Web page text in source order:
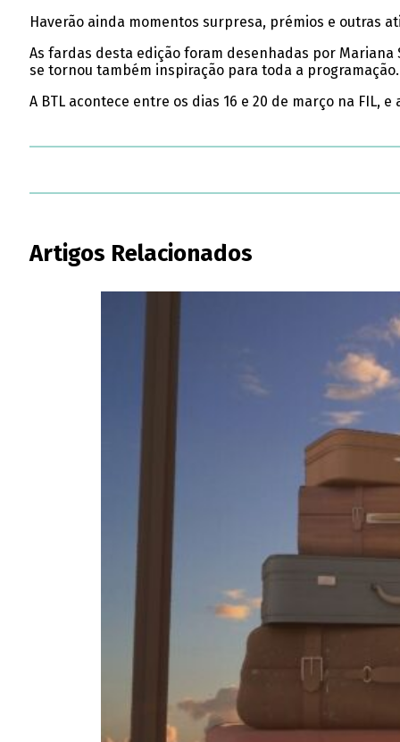
Haverão ainda momentos surpresa, prémios e outras
As fardas desta edição foram desenhadas por Mariana
se tornou também inspiração para toda a programação.
A BTL acontece entre os dias 16 e 20 de março na FIL,
Artigos Relacionados